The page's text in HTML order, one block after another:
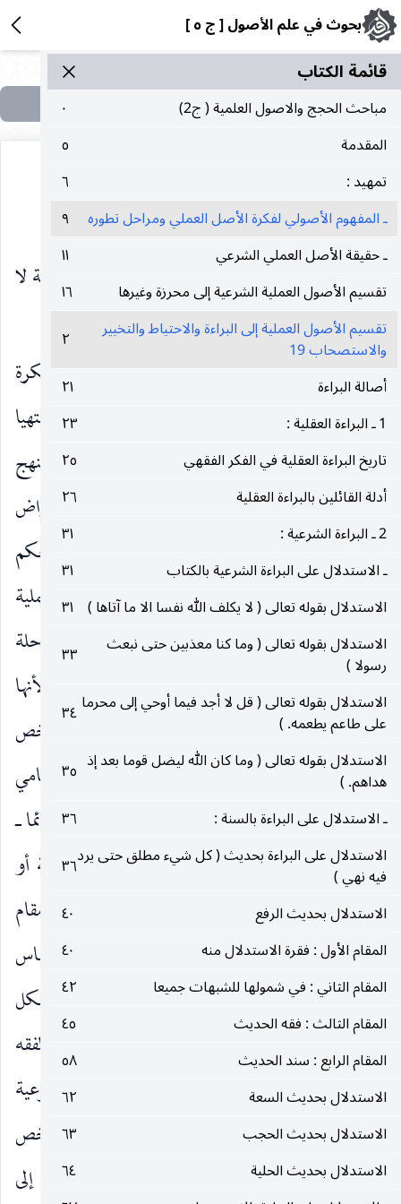
بحوث في علم الأصول [ ج ٥ ]
قائمة الکتاب
مباحث الحجج والاصول العلمية ( ج2)
٠
المقدمة
٥
تمهيد :
٦
ـ المفهوم الأصولي لفكرة الأصل العملي ومراحل تطوره
٩
ـ حقيقة الأصل العملي الشرعي
١١
تقسيم الأصول العملية الشرعية إلى محرزة وغيرها
١٦
تقسيم الأصول العملية إلى البراءة والاحتياط والتخيير
والاستصحاب 19
٢
أصالة البراءة
٢١
1 ـ البراءة العقلية :
٢٣
تاريخ البراءة العقلية في الفكر الفقهي
٢٥
أدلة القائلين بالبراءة العقلية
٢٦
2 ـ البراءة الشرعية :
٣١
ـ الاستدلال على البراءة الشرعية بالكتاب
٣١
الاستدلال بقوله تعالى ( لا يكلف الله نفسا الا ما آتاها ) ٣١
الاستدلال بقوله تعالى ( وما كنا معذبين حتى نبعث
رسولا )
٣٣
الاستدلال بقوله تعالى ( قل لا أجد فيما أوحي إلى محرما
على طاعم يطعمه. )
٣٤
الاستدلال بقوله تعالى ( وما كان الله ليضل قوما بعد إذ
هداهم. )
٣٥
ـ الاستدلال على البراءة بالسنة :
٣٦
الاستدلال على البراءة بحديث ( كل شيء مطلق حتى يرد
فيه نهي )
٣٦
الاستدلال بحديث الرفع
٤٠
المقام الأول : فقرة الاستدلال منه
٤٠
المقام الثاني : في شمولها للشبهات جميعا
٤٢
المقام الثالث : فقه الحديث
٤٥
المقام الرابع : سند الحديث
٥٨
الاستدلال بحديث السعة
٦٢
الاستدلال بحديث الحجب
٦٣
الاستدلال بحديث الحلية
٦٤
مباحث الأصول العملية
قبل الشروع في استعراض الأصول والقواعد العملية لا
بد من تقديم مقدمات :
المقدمة الأولى
في شرح المفهوم الأصولي عن فكرة
الأصل العملي وما مر به من مراحل متطورة حتى انتهيا
إلى التحديد والتنقيح الّذي نفهمه اليوم فنقول : ان منهج
الاستنباط في الفقه الإمامي قد اعتمد على افتراض
مرحلتين للاستنباط يطلب في أولاهما الدليل على الحكم
الشرعي ويطلب في الثانية تشخيص الوظيفة العملية
تجاهه تنجيزا أو تعذيرا. والقواعد التي تقرر في المرحلة
الثانية هي التي تسمى بالأصول بالأصول العملية لأنها
تشخص الموقف العملي تجاه الترشيح من دون ان تشخص
الحكم الواقعي نفسه ، هذه المنهجة يتميز به الفقه الإمامي
عن فقه العامة الّذي يتجه إلى إثبات الحكم الشرعي دائما ـ
المرحلة الأولى ـ فان لم يمكن أثابته بالأدلة القطعية أو
المفروغ عن دليليتها شرعا تحول إلى طرف أضعف في مقام
الإثبات من الأمارات والمظنون القائمة على أساس
اعتبارات ومناسبات واستحسانات فهو يتوسل بكل
وسيلة إلى أبيات الحكم الشرعي مهما إمكان بينما في الفقه
الإمامي كلما لم تقم عند الفقيه الأدلة القطعية أو الشرعية
المفروغ عنها انتقل إلى المرحلة الثانية وهي تشخص
الوظيفة المقررة عند الشك ولو عقلا دون ان يتجه إلى